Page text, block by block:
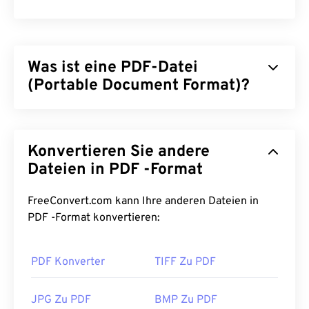
Was ist eine PDF-Datei
(Portable Document Format)?
von Textdokumenten als auch von Grafiken vereint
und damit zu den am häufigsten verwendeten
Beliebtheit von PDF liegt darin, dass die
ursprüngliche Dokumentformatierung erhalten
Konvertieren Sie andere
Dateien in PDF -Format
FreeConvert.com kann Ihre anderen Dateien in
PDF -Format konvertieren:
PDF Konverter TIFF Zu PDF
JPG Zu PDF BMP Zu PDF